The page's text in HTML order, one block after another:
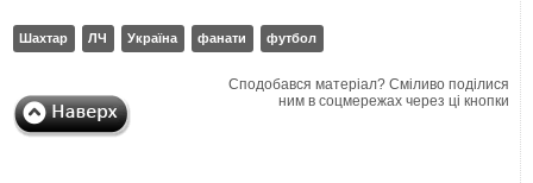
Шахтар ЛЧ Україна фанати футбол
Сподобався матеріал? Сміливо поділися
ним в соцмережах через ці кнопки